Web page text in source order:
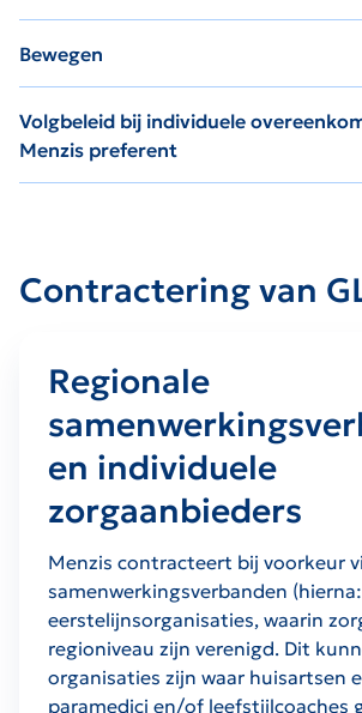
Bewegen
Volgbeleid bij individuele
Menzis preferent
Contractering van
Regionale
en individuele
zorgaanbieders
Menzis contracteert bij voorkeur
samenwerkingsverbanden
eerstelijnsorganisaties, waarin
regioniveau zijn verenigd. Dit
organisaties zijn waar huisartsen
paramedici en/of leefstijlcoaches